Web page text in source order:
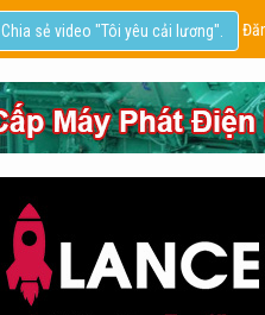
Chia sẻ video "Tôi yêu cải lương".